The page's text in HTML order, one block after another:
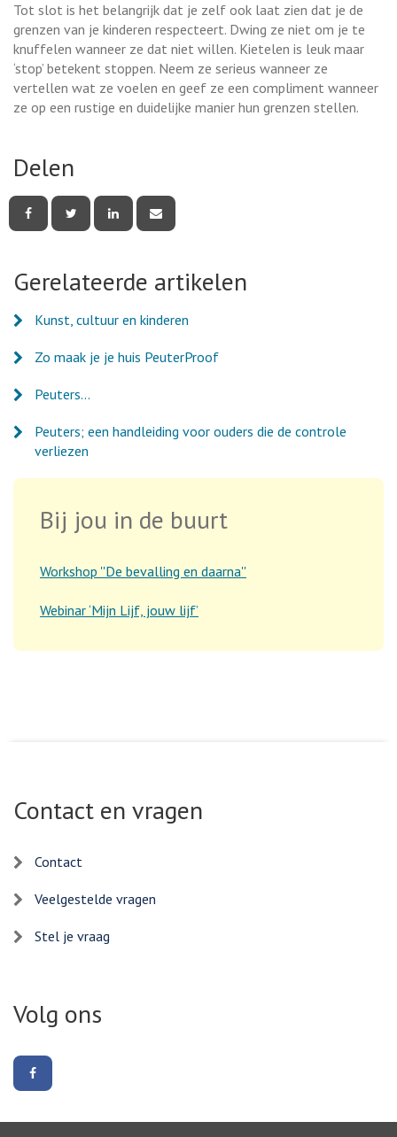
Tot slot is het belangrijk dat je zelf ook laat zien dat je de
grenzen van je kinderen respecteert. Dwing ze niet om je te
knuffelen wanneer ze dat niet willen. Kietelen is leuk maar
‘stop’ betekent stoppen. Neem ze serieus wanneer ze
vertellen wat ze voelen en geef ze een compliment wanneer
ze op een rustige en duidelijke manier hun grenzen stellen.
Delen
deze deze deze deze
mail
Gerelateerde artikelen
Kunst, cultuur en kinderen
Zo maak je je huis PeuterProof
Peuters…
Peuters; een handleiding voor ouders die de controle
verliezen
Bij jou in de buurt
Workshop ''De bevalling en daarna''
Webinar ‘Mijn Lijf, jouw lijf’
Contact en vragen
Contact
Veelgestelde vragen
Stel je vraag
Volg ons
ons